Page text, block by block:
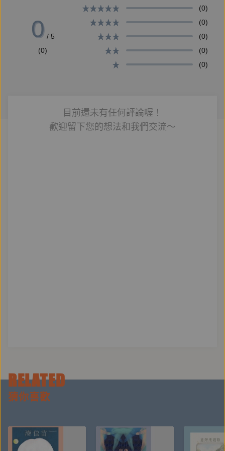
0 / 5
(0)
(0)
(0)
(0)
(0)
(0)
目前還未有任何評論喔！
歡迎留下您的想法和我們交流～
RELATED
猜你喜歡